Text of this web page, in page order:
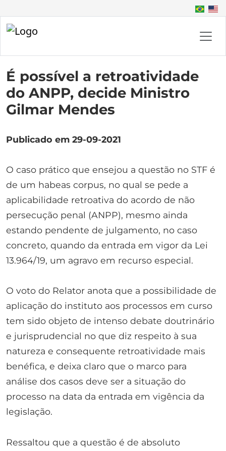
É possível a retroatividade
do ANPP, decide Ministro
Gilmar Mendes
Publicado em 29-09-2021
O caso prático que ensejou a questão no STF é
de um habeas corpus, no qual se pede a
aplicabilidade retroativa do acordo de não
persecução penal (ANPP), mesmo ainda
estando pendente de julgamento, no caso
concreto, quando da entrada em vigor da Lei
13.964/19, um agravo em recurso especial.
O voto do Relator anota que a possibilidade de
aplicação do instituto aos processos em curso
tem sido objeto de intenso debate doutrinário
e jurisprudencial no que diz respeito à sua
natureza e consequente retroatividade mais
benéfica, e deixa claro que o marco para
análise dos casos deve ser a situação do
processo na data da entrada em vigência da
legislação.
Ressaltou que a questão é de absoluto